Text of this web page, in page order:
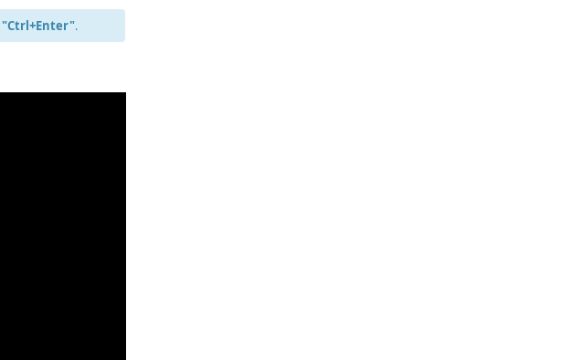
"Ctrl+Enter".